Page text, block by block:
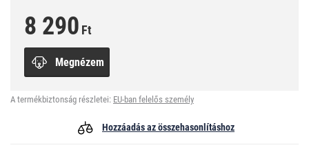
8 290 Ft
Megnézem
A termékbiztonság részletei: EU-ban felelős személy
Hozzáadás az összehasonlításhoz